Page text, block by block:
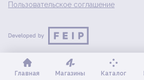
Пользовательское соглашение
Главная Магазины Каталог